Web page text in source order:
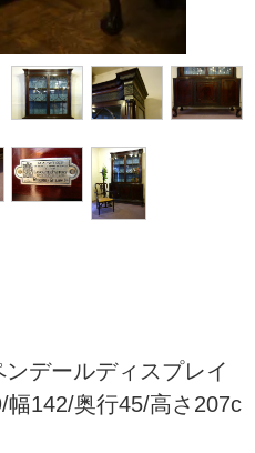
デールディスプレイ
幅142/奥行45/高さ207c